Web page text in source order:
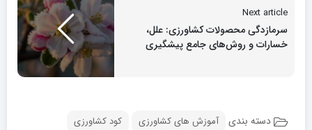
Next article
سرمازدگی محصولات کشاورزی: علل،
خسارات و روش‌های جامع پیشگیری
دسته بندی آموزش های کشاورزی کود کشاورزی